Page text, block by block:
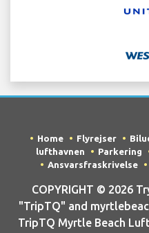
Home Flyrejser
lufthavnen
Parkering
Ansvarsfraskrivelse
COPYRIGHT © 2026
"TripTQ" and
TripTQ Myrtle Beach